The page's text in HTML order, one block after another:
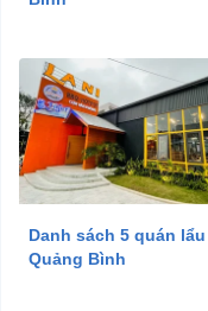
Danh sách 5 quán
Quảng Bình